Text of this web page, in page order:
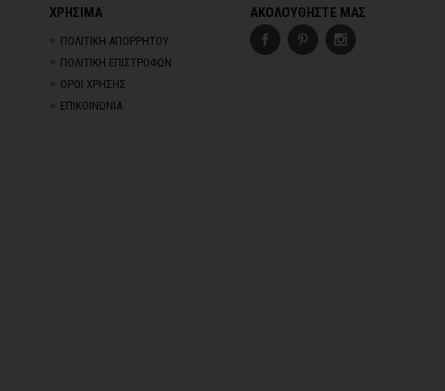
ΧΡΗΣΙΜΑ
ΠΟΛΙΤΙΚΗ ΑΠΟΡΡΗΤΟΥ
ΠΟΛΙΤΙΚΗ ΕΠΙΣΤΡΟΦΩΝ
ΟΡΟΙ ΧΡΗΣΗΣ
ΕΠΙΚΟΙΝΩΝΙΑ
ΑΚΟΛΟΥΘΗΣΤΕ ΜΑΣ